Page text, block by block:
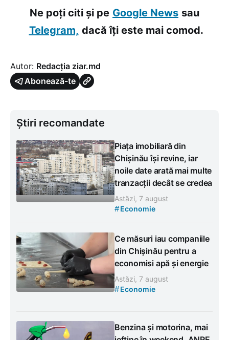
Ne poți citi și pe Google News sau
Telegram, dacă îți este mai comod.
Autor: Redacția ziar.md
Abonează-te
Știri recomandate
Piața imobiliară din
Chișinău își revine, iar
noile date arată mai multe
tranzacții decât se credea
Astăzi, 7 august
#Economie
Ce măsuri iau companiile
din Chișinău pentru a
economisi apă și energie
Astăzi, 7 august
#Economie
Benzina și motorina, mai